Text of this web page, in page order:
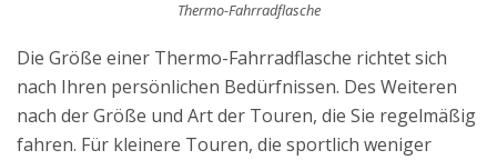
Thermo-Fahrradflasche
Die Größe einer Thermo-Fahrradflasche richtet sich
nach Ihren persönlichen Bedürfnissen. Des Weiteren
nach der Größe und Art der Touren, die Sie regelmäßig
fahren. Für kleinere Touren, die sportlich weniger